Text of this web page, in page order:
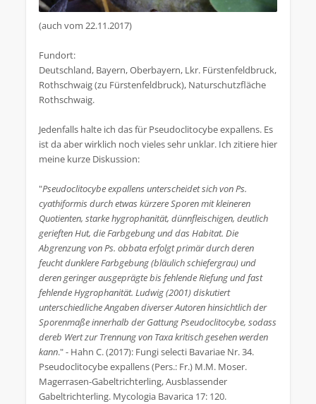
(auch vom 22.11.2017)
Fundort:
Deutschland, Bayern, Oberbayern, Lkr. Fürstenfeldbruck,
Rothschwaig (zu Fürstenfeldbruck), Naturschutzfläche
Rothschwaig.
Jedenfalls halte ich das für Pseudoclitocybe expallens. Es
ist da aber wirklich noch vieles sehr unklar. Ich zitiere hier
meine kurze Diskussion:
"Pseudoclitocybe expallens unterscheidet sich von Ps.
cyathiformis durch etwas kürzere Sporen mit kleineren
Quotienten, starke hygrophanität, dünnfleischigen, deutlich
gerieften Hut, die Farbgebung und das Habitat. Die
Abgrenzung von Ps. obbata erfolgt primär durch deren
feucht dunklere Farbgebung (bläulich schiefergrau) und
deren geringer ausgeprägte bis fehlende Riefung und fast
fehlende Hygrophanität. Ludwig (2001) diskutiert
unterschiedliche Angaben diverser Autoren hinsichtlich der
Sporenmaße innerhalb der Gattung Pseudoclitocybe, sodass
dereb Wert zur Trennung von Taxa kritisch gesehen werden
kann." - Hahn C. (2017): Fungi selecti Bavariae Nr. 34.
Pseudoclitocybe expallens (Pers.: Fr.) M.M. Moser.
Magerrasen-Gabeltrichterling, Ausblassender
Gabeltrichterling. Mycologia Bavarica 17: 120.